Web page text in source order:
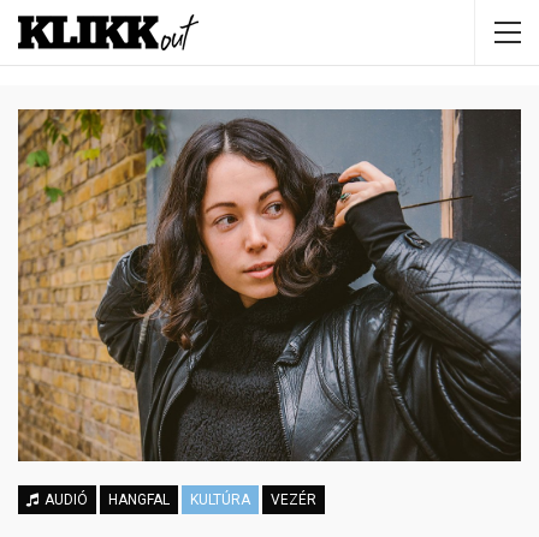
AUDIÓ HANGFAL KULTÚRA VEZÉR